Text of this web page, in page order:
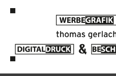
Hauptinhalt springen
Zur Suche springen
Zur Hauptnavigation